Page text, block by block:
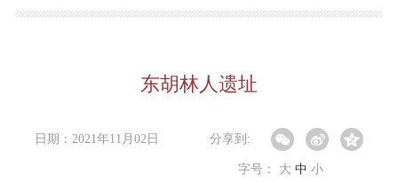
东胡林人遗址
日期：2021年11月02日 分享到:
字号： 大 中 小